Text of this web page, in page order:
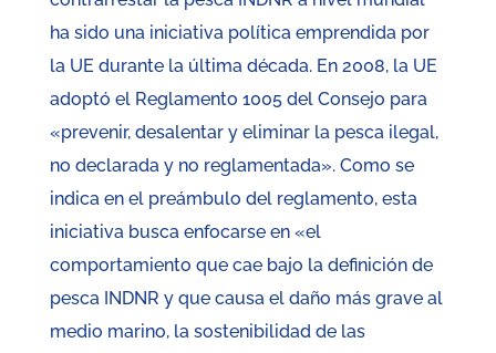
ha sido una iniciativa política emprendida por
la UE durante la última década. En 2008, la UE
adoptó el Reglamento 1005 del Consejo para
«prevenir, desalentar y eliminar la pesca ilegal,
no declarada y no reglamentada». Como se
indica en el preámbulo del reglamento, esta
iniciativa busca enfocarse en «el
comportamiento que cae bajo la definición de
pesca INDNR y que causa el daño más grave al
medio marino, la sostenibilidad de las